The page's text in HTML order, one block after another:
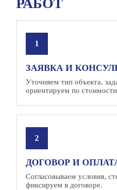
РАБОТ
ЗАЯВКА И
Уточняем тип объекта,
ориентируем по
ДОГОВОР И
Согласовываем условия,
фиксируем в договоре.